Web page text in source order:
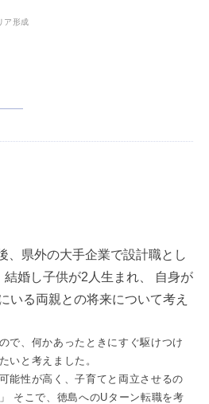
ア形成
、県外の大手企業で設計職とし
婚し子供が2人生まれ、 自身が
いる両親との将来について考え
で、何かあったときにすぐ駆けつけ
いと考えました。
能性が高く、子育てと両立させるの
そこで、徳島へのUターン転職を考